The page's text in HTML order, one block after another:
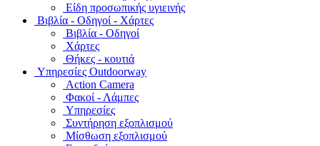
Είδη προσωπικής υγιεινής
Bιβλία - Οδηγοί - Χάρτες
Βιβλία - Οδηγοί
Χάρτες
Θήκες - κουτιά
Υπηρεσίες Outdoorway
Action Camera
Φακοί - Λάμπες
Υπηρεσίες
Συντήρηση εξοπλισμού
Μίσθωση εξοπλισμού